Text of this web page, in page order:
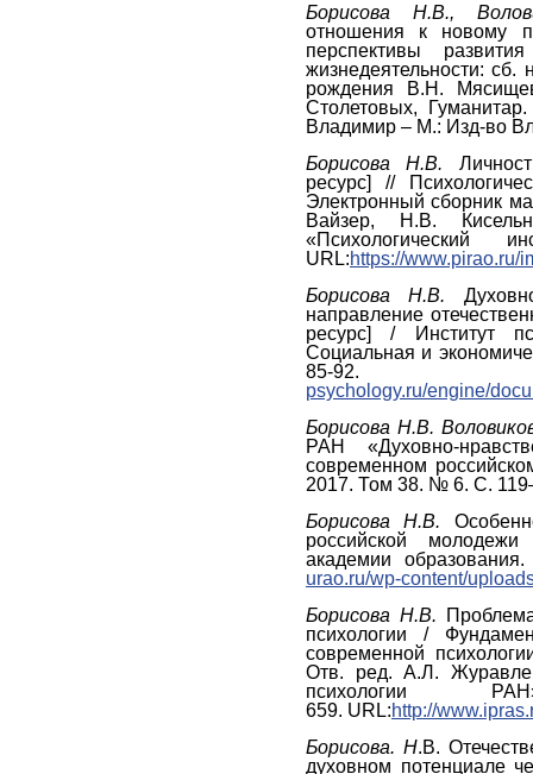
Борисова Н.В.,
отношения к новому
перспективы
жизнедеятельности:
рождения В.Н.
Столетовых,
Владимир – М.: Изд-во
Борисова Н.В.
ресурс] //
Электронный сборник
Вайзер, Н.В.
URL:https://www.pirao.ru/
Борисова Н.В.
направление
ресурс] / Институт
Социальная и
85-
psychology.ru/engine/
Борисова Н.В.
РАН «Духовно-
современном
2017. Том 38. № 6. С.
Борисова Н.В.
российской
академии
urao.ru/wp-content/
Борисова Н.В.
психологии /
современной
Отв. ред. А.Л.
659. URL:http://
Борисова. Н.В.
духовном потенциале